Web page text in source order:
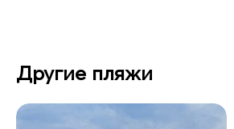
Другие пляжи